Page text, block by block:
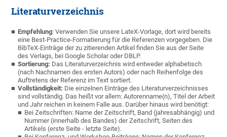
Literaturverzeichnis
Empfehlung: Verwenden Sie unsere LateX-Vorlage, dort wird bereits
eine Best-Practice-Formatierung für die Referenzen vorgegeben. Die
BibTeX-Einträge der zu zitierenden Artikel finden Sie aus der Seite
des Verlags, bei Google Scholar oder DBLP.
Sortierung: Das Literaturverzeichnis wird entweder alphabetisch
(nach Nachnamen des ersten Autors) oder nach Reihenfolge des
Auftretens der Referenz im Text sortiert.
Vollständigkeit: Die einzelnen Einträge des Literaturverzeichnisses
sind vollständig. Das heißt vor allem: Autorenname(n), Titel der Arbeit
und Jahr reichen in keinem Falle aus. Darüber hinaus wird benötigt:
Bei Zeitschriften: Name der Zeitschrift, Band (jahresabhängig) und
Nummer (innerhalb des Bandes) der Zeitschrift, Seiten des
Artikels (erste Seite - letzte Seite).